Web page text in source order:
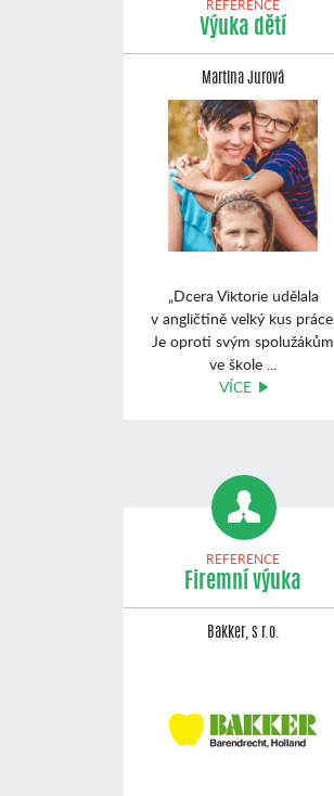
REFERENCE
Výuka dětí
Martina Jurová
„Dcera Viktorie udělala
v angličtině velký kus práce.
Je oproti svým spolužákům
ve škole ...
VÍCE
REFERENCE
Firemní výuka
Bakker, s r.o.